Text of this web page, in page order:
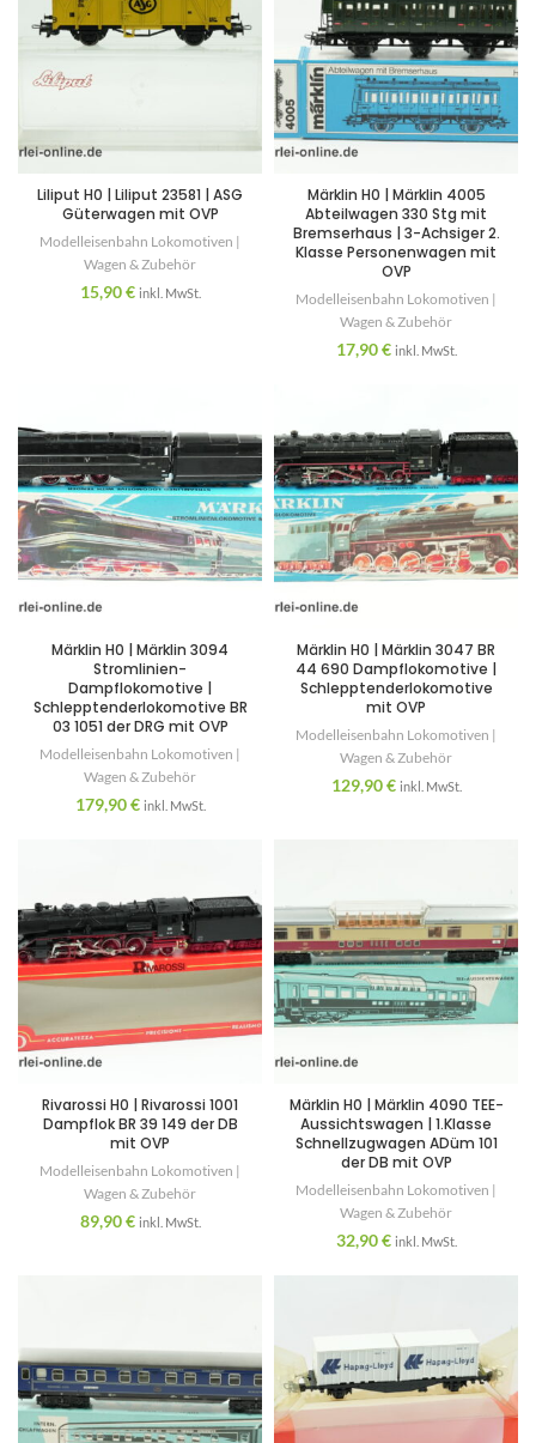
Liliput H0 | Liliput 23581 | ASG
Güterwagen mit OVP
Modelleisenbahn Lokomotiven |
Wagen & Zubehör
15,90€ inkl. MwSt.
Märklin H0 | Märklin 4005
Abteilwagen 330 Stg mit
Bremserhaus | 3-Achsiger 2.
Klasse Personenwagen mit
OVP
Modelleisenbahn Lokomotiven |
Wagen & Zubehör
17,90€ inkl. MwSt.
Märklin H0 | Märklin 3094
Stromlinien-
Dampflokomotive |
Schlepptenderlokomotive BR
03 1051 der DRG mit OVP
Modelleisenbahn Lokomotiven |
Wagen & Zubehör
179,90€ inkl. MwSt.
Märklin H0 | Märklin 3047 BR
44 690 Dampflokomotive |
Schlepptenderlokomotive
mit OVP
Modelleisenbahn Lokomotiven |
Wagen & Zubehör
129,90€ inkl. MwSt.
Rivarossi H0 | Rivarossi 1001
Dampflok BR 39 149 der DB
mit OVP
Modelleisenbahn Lokomotiven |
Wagen & Zubehör
89,90€ inkl. MwSt.
Märklin H0 | Märklin 4090 TEE-
Aussichtswagen | 1.Klasse
Schnellzugwagen ADüm 101
der DB mit OVP
Modelleisenbahn Lokomotiven |
Wagen & Zubehör
32,90€ inkl. MwSt.